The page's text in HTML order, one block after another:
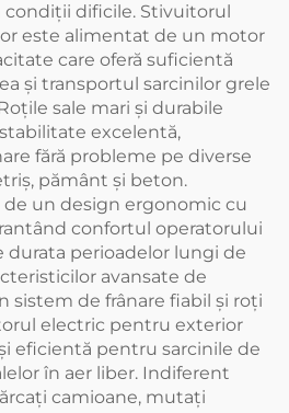
dificile. Stivuitorul
este alimentat de un motor
care oferă suficientă
și transportul sarcinilor grele
sale mari și durabile
excelentă,
fără probleme pe diverse
pământ și beton.
un design ergonomic cu
confortul operatorului
durata perioadelor lungi de
avansate de
sistem de frânare fiabil și roți
electric pentru exterior
eficientă pentru sarcinile de
în aer liber. Indiferent
camioane, mutați